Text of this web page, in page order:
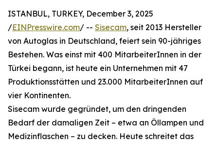
ISTANBUL, TURKEY, December 3, 2025
/EINPresswire.com/ -- Sisecam, seit 2013 Hersteller
von Autoglas in Deutschland, feiert sein 90-jähriges
Bestehen. Was einst mit 400 MitarbeiterInnen in der
Türkei begann, ist heute ein Unternehmen mit 47
Produktionsstätten und 23.000 MitarbeiterInnen auf
vier Kontinenten.
Sisecam wurde gegründet, um den dringenden
Bedarf der damaligen Zeit – etwa an Öllampen und
Medizinflaschen – zu decken. Heute schreitet das